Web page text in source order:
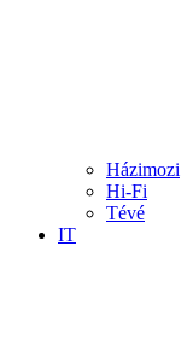
Házimozi
Hi-Fi
Tévé
IT